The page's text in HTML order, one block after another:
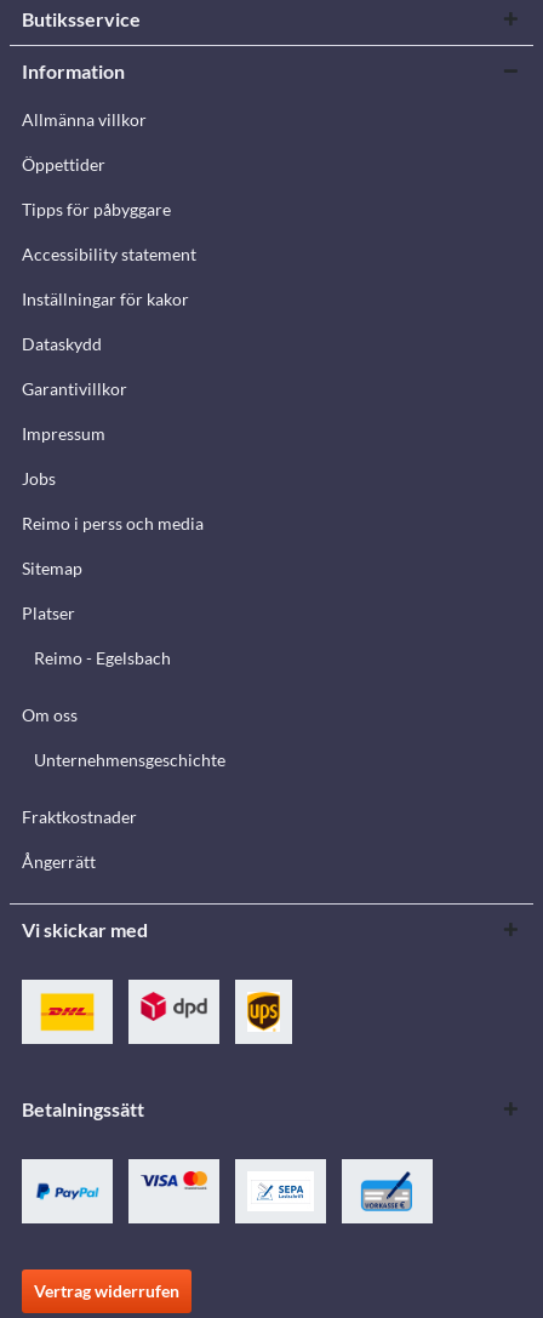
Butiksservice
Information
Allmänna villkor
Öppettider
Tipps för påbyggare
Accessibility statement
Inställningar för kakor
Dataskydd
Garantivillkor
Impressum
Jobs
Reimo i perss och media
Sitemap
Platser
Reimo - Egelsbach
Om oss
Unternehmensgeschichte
Fraktkostnader
Ångerrätt
Vi skickar med
Betalningssätt
Vertrag widerrufen